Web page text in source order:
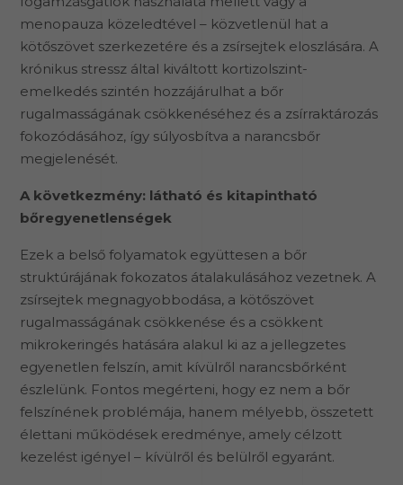
menopauza közeledtével – közvetlenül hat a
kötőszövet szerkezetére és a zsírsejtek eloszlására. A
krónikus stressz által kiváltott kortizolszint-
emelkedés szintén hozzájárulhat a bőr
rugalmasságának csökkenéséhez és a zsírraktározás
fokozódásához, így súlyosbítva a narancsbőr
megjelenését.
A következmény: látható és kitapintható
bőregyenetlenségek
Ezek a belső folyamatok együttesen a bőr
struktúrájának fokozatos átalakulásához vezetnek. A
zsírsejtek megnagyobbodása, a kötőszövet
rugalmasságának csökkenése és a csökkent
mikrokeringés hatására alakul ki az a jellegzetes
egyenetlen felszín, amit kívülről narancsbőrként
észlelünk. Fontos megérteni, hogy ez nem a bőr
felszínének problémája, hanem mélyebb, összetett
élettani működések eredménye, amely célzott
kezelést igényel – kívülről és belülről egyaránt.